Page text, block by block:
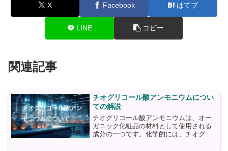
X Facebook はてブ
LINE コピー
関連記事
チオグリコール酸アンモニウムについ
ての解説
チオグリコール酸アンモニウムは、オー
ガニック化粧品の材料として使用される
成分の一つです。化学的には、チオグリ